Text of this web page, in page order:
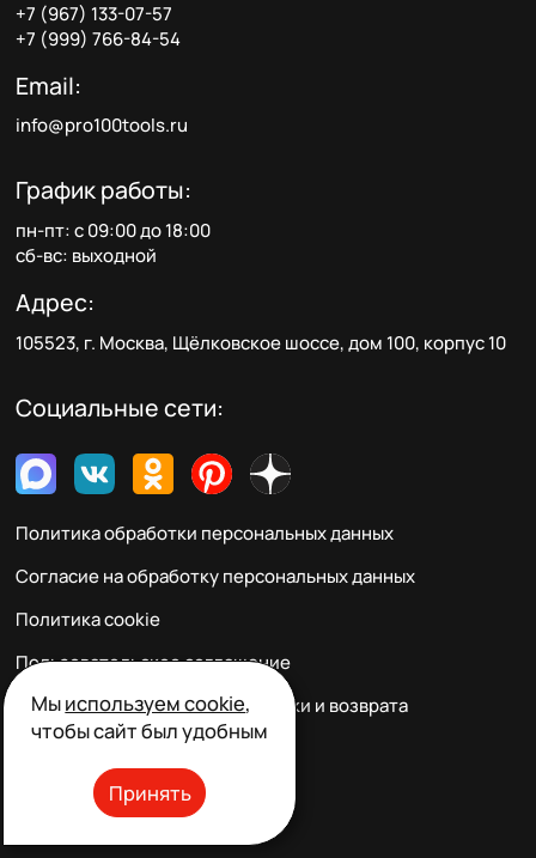
+7 (967) 133-07-57
+7 (999) 766-84-54
Email:
info@pro100tools.ru
График работы:
пн-пт: с 09:00 до 18:00
сб-вс: выходной
Адрес:
105523, г. Москва, Щёлковское шоссе, дом 100, корпус 10
Социальные сети:
Политика обработки персональных данных
Согласие на обработку персональных данных
Политика cookie
Пользовательское соглашение
Правила заказа, оплаты, доставки и возврата
Реквизиты и контакты
Мыиспользуем cookie,
чтобы сайт был удобным
Принять